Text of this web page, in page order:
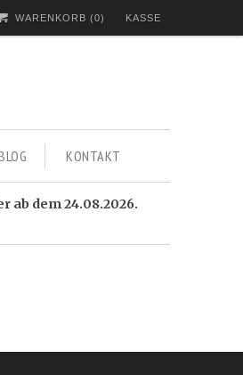
WARENKORB (0) KASSE
KONTAKT
ab dem 24.08.2026.